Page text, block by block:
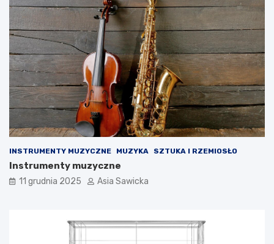
n
a
c
h
m
u
y
INSTRUMENTY MUZYCZNE MUZYKA SZTUKA I RZEMIOSŁO
Instrumenty muzyczne
11 grudnia 2025 Asia Sawicka